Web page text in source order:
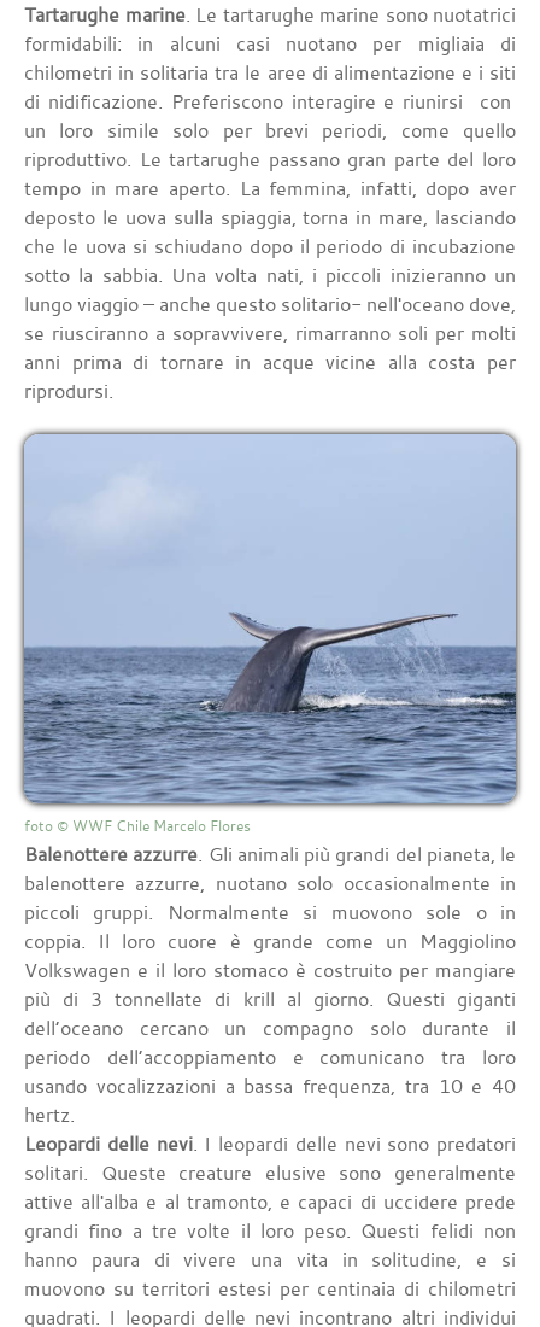
Tartarughe marine. Le tartarughe marine sono nuotatrici
formidabili: in alcuni casi nuotano per migliaia di
chilometri in solitaria tra le aree di alimentazione e i siti
di nidificazione. Preferiscono interagire e riunirsi con
un loro simile solo per brevi periodi, come quello
riproduttivo. Le tartarughe passano gran parte del loro
tempo in mare aperto. La femmina, infatti, dopo aver
deposto le uova sulla spiaggia, torna in mare, lasciando
che le uova si schiudano dopo il periodo di incubazione
sotto la sabbia. Una volta nati, i piccoli inizieranno un
lungo viaggio – anche questo solitario- nell'oceano dove,
se riusciranno a sopravvivere, rimarranno soli per molti
anni prima di tornare in acque vicine alla costa per
riprodursi.
foto © WWF Chile Marcelo Flores
Balenottere azzurre. Gli animali più grandi del pianeta, le
balenottere azzurre, nuotano solo occasionalmente in
piccoli gruppi. Normalmente si muovono sole o in
coppia. Il loro cuore è grande come un Maggiolino
Volkswagen e il loro stomaco è costruito per mangiare
più di 3 tonnellate di krill al giorno. Questi giganti
dell’oceano cercano un compagno solo durante il
periodo dell’accoppiamento e comunicano tra loro
usando vocalizzazioni a bassa frequenza, tra 10 e 40
hertz.
Leopardi delle nevi. I leopardi delle nevi sono predatori
solitari. Queste creature elusive sono generalmente
attive all'alba e al tramonto, e capaci di uccidere prede
grandi fino a tre volte il loro peso. Questi felidi non
hanno paura di vivere una vita in solitudine, e si
muovono su territori estesi per centinaia di chilometri
quadrati. I leopardi delle nevi incontrano altri individui